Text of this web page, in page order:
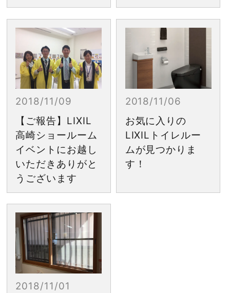
2018/11/09
【ご報告】LIXIL
高崎ショールーム
イベントにお越し
いただきありがと
うございます
2018/11/06
お気に入りの
LIXILトイレルー
ムが見つかりま
す！
2018/11/01